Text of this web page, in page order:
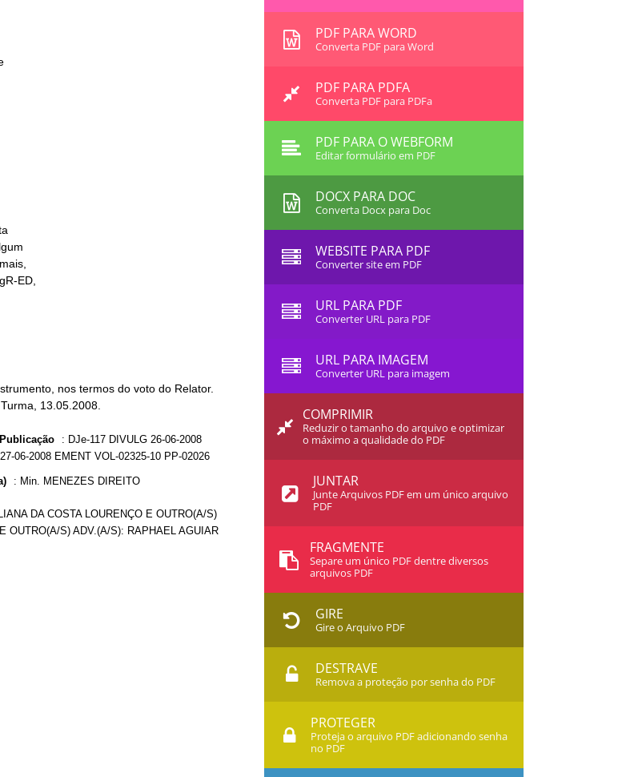
nos termos do voto do Relator.
13.05.2008.
: DJe-117 DIVULG 26-06-2008
06-2008 EMENT VOL-02325-10 PP-02026
: Min. MENEZES DIREITO
DA COSTA LOURENÇO E OUTRO(A/S)
OUTRO(A/S) ADV.(A/S): RAPHAEL AGUIAR
PDF PARA WORD
Converta PDF para Word
PDF PARA PDFA
Converta PDF para PDFa
PDF PARA O WEBFORM
Editar formulário em PDF
DOCX PARA DOC
Converta Docx para Doc
WEBSITE PARA PDF
Converter site em PDF
URL PARA PDF
Converter URL para PDF
URL PARA IMAGEM
Converter URL para imagem
COMPRIMIR
Reduzir o tamanho do arquivo e optimizar
o máximo a qualidade do PDF
JUNTAR
Junte Arquivos PDF em um único arquivo
PDF
FRAGMENTE
Separe um único PDF dentre diversos
arquivos PDF
GIRE
Gire o Arquivo PDF
DESTRAVE
Remova a proteção por senha do PDF
PROTEGER
Proteja o arquivo PDF adicionando senha
no PDF